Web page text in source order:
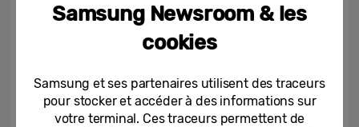
Profitez de One UI 2 et d’Android
10 sur le Galaxy S10 avec le
29-10-2019
Samsung Newsroom & les
cookies
Samsung et ses partenaires utilisent des traceurs
pour stocker et accéder à des informations sur
votre terminal. Ces traceurs permettent de